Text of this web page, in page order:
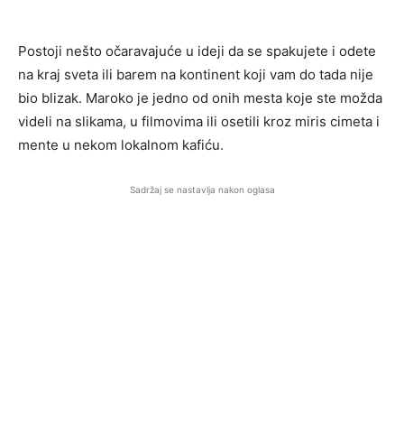
Postoji nešto očaravajuće u ideji da se spakujete i odete
na kraj sveta ili barem na kontinent koji vam do tada nije
bio blizak. Maroko je jedno od onih mesta koje ste možda
videli na slikama, u filmovima ili osetili kroz miris cimeta i
mente u nekom lokalnom kafiću.
Sadržaj se nastavlja nakon oglasa